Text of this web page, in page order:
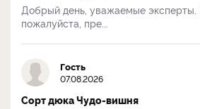
Добрый день, уважаемые эксперты.
пожалуйста, пре...
Гость
07.08.2026
Сорт дюка Чудо-вишня